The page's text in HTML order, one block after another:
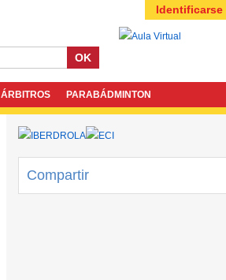
Identificarse
OK
ÁRBITROS PARABÁDMINTON
Compartir